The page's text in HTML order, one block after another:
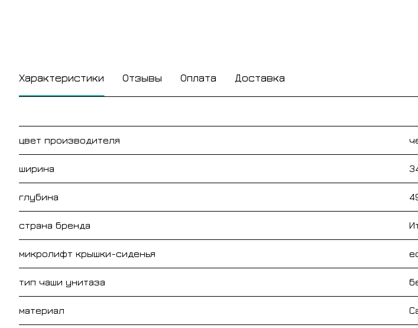
Характеристики Отзывы Оплата Доставка
цвет производителя
ширина
глубина
страна бренда
микролифт крышки-сиденья
тип чаши унитаза
материал